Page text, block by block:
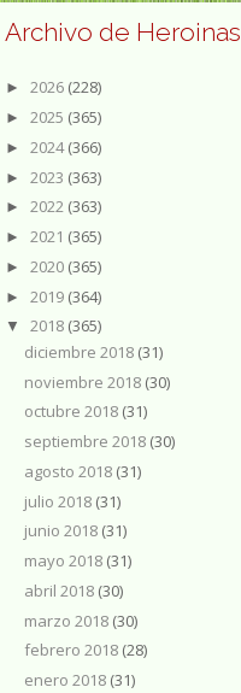
Archivo de Heroinas
► 2026 (228)
► 2025 (365)
► 2024(366)
► 2023 (363)
► 2022 (363)
► 2021 (365)
► 2020 (365)
► 2019 (364)
▼ 2018 (365)
diciembre 2018 (31)
noviembre 2018 (30)
octubre 2018 (31)
septiembre 2018 (30)
agosto 2018 (31)
julio 2018 (31)
junio 2018 (31)
mayo 2018 (31)
abril 2018 (30)
marzo 2018 (30)
febrero 2018 (28)
enero 2018 (31)